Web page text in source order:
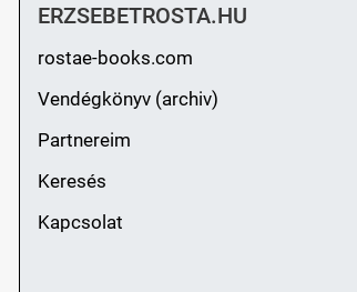
ERZSEBETROSTA.HU
rostae-books.com
Vendégkönyv (archiv)
Partnereim
Keresés
Kapcsolat